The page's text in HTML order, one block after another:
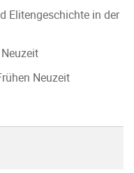
Elitengeschichte in der
Neuzeit